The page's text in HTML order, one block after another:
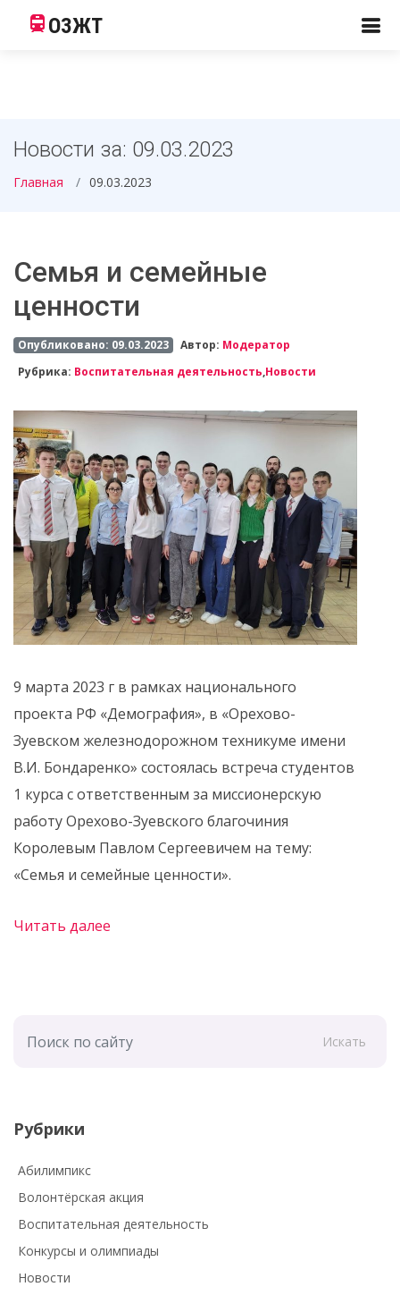
ОЗЖТ
Новости за: 09.03.2023
Главная 09.03.2023
Семья и семейные
ценности
Опубликовано: 09.03.2023 Автор: Модератор
Рубрика: Воспитательная деятельность,Новости
9 марта 2023 г в рамках национального
проекта РФ «Демография», в «Орехово-
Зуевском железнодорожном техникуме имени
В.И. Бондаренко» состоялась встреча студентов
1 курса с ответственным за миссионерскую
работу Орехово-Зуевского благочиния
Королевым Павлом Сергеевичем на тему:
«Семья и семейные ценности».
Читать далее
Искать
Рубрики
Абилимпикс
Волонтёрская акция
Воспитательная деятельность
Конкурсы и олимпиады
Новости